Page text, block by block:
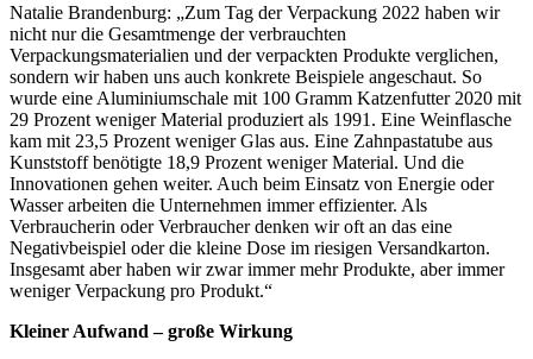
Natalie Brandenburg: „Zum Tag der Verpackung 2022 haben wir
nicht nur die Gesamtmenge der verbrauchten
Verpackungsmaterialien und der verpackten Produkte verglichen,
sondern wir haben uns auch konkrete Beispiele angeschaut. So
wurde eine Aluminiumschale mit 100 Gramm Katzenfutter 2020 mit
29 Prozent weniger Material produziert als 1991. Eine Weinflasche
kam mit 23,5 Prozent weniger Glas aus. Eine Zahnpastatube aus
Kunststoff benötigte 18,9 Prozent weniger Material. Und die
Innovationen gehen weiter. Auch beim Einsatz von Energie oder
Wasser arbeiten die Unternehmen immer effizienter. Als
Verbraucherin oder Verbraucher denken wir oft an das eine
Negativbeispiel oder die kleine Dose im riesigen Versandkarton.
Insgesamt aber haben wir zwar immer mehr Produkte, aber immer
weniger Verpackung pro Produkt.“
Kleiner Aufwand – große Wirkung